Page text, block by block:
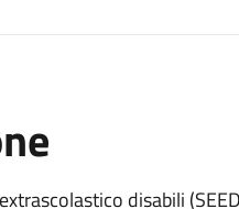
disabili